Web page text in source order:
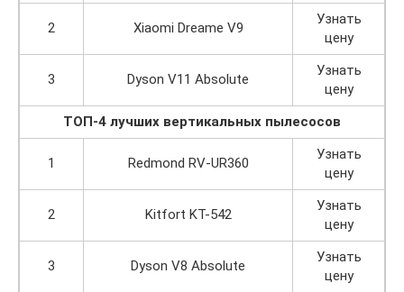
2 Xiaomi Dreame V9
Узнать
цену
3 Dyson V11 Absolute
Узнать
цену
ТОП-4 лучших вертикальных пылесосов
1 Redmond RV-UR360
Узнать
цену
2 Kitfort KT-542
Узнать
цену
3 Dyson V8 Absolute
Узнать
цену